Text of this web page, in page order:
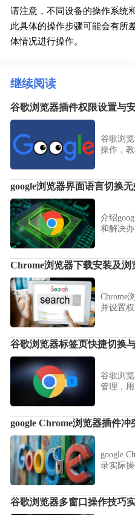
请注意，不同设备的操作系统
此具体的操作步骤可能会有所
体情况进行操作。
继续阅读
谷歌浏览器插件权限设置与
谷歌浏
操作，
google浏览器界面语言切换
介绍
和解决
Chrome浏览器下载安装及
Chrome
并设置
谷歌浏览器标签页快捷切换
谷歌浏
管理，
google Chrome浏览器插件冲
google
录实际
谷歌浏览器多窗口操作技巧